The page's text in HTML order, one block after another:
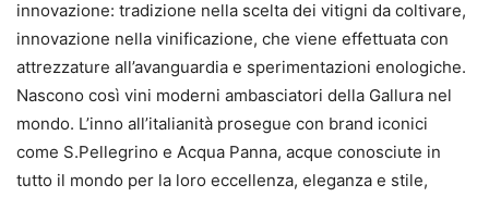
innovazione: tradizione nella scelta dei vitigni da coltivare,
innovazione nella vinificazione, che viene effettuata con
attrezzature all’avanguardia e sperimentazioni enologiche.
Nascono così vini moderni ambasciatori della Gallura nel
mondo. L’inno all’italianità prosegue con brand iconici
come S.Pellegrino e Acqua Panna, acque conosciute in
tutto il mondo per la loro eccellenza, eleganza e stile,